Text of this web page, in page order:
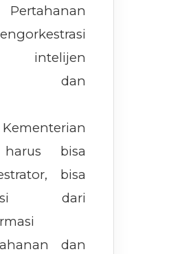
intelijen
dan
harus bisa
bisa
dari
dan